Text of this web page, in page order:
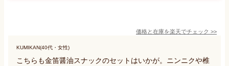
価格と在庫を楽天でチェック >>
KUMIKAN(40代・女性)
こちらも金笛醤油スナックのセットはいかが。ニンニクや椎